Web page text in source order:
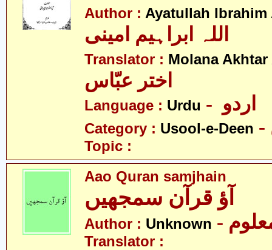
Author : Ayatullah Ibrahim
اللہ ابراہیم امینی
Translator : Molana Akhtar
اختر عبّاس
Language : Urdu
Category : Usool-e-Deen
Topic :
Aao Quran samjhain
آؤ قرآن سمجھیں
Author : Unknown معلوم
Translator :